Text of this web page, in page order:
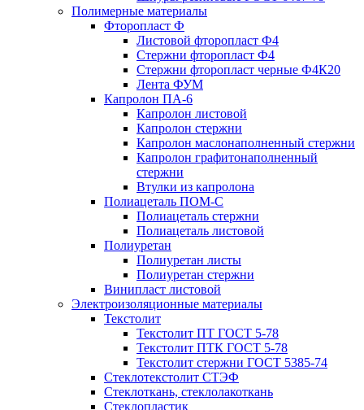
Полимерные материалы
Фторопласт Ф
Листовой фторопласт Ф4
Стержни фторопласт Ф4
Стержни фторопласт черные Ф4К20
Лента ФУМ
Капролон ПА-6
Капролон листовой
Капролон стержни
Капролон маслонаполненный стержни
Капролон графитонаполненный
стержни
Втулки из капролона
Полиацеталь ПОМ-С
Полиацеталь стержни
Полиацеталь листовой
Полиуретан
Полиуретан листы
Полиуретан стержни
Винипласт листовой
Электроизоляционные материалы
Текстолит
Текстолит ПТ ГОСТ 5-78
Текстолит ПТК ГОСТ 5-78
Текстолит стержни ГОСТ 5385-74
Стеклотекстолит СТЭФ
Стеклоткань, стеклолакоткань
Стеклопластик